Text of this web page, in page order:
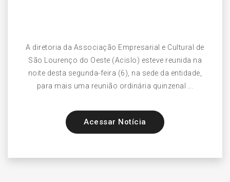
A diretoria da Associação Empresarial e Cultural de
São Lourenço do Oeste (Acislo) esteve reunida na
noite desta segunda-feira (6), na sede da entidade,
para mais uma reunião ordinária quinzenal ...
Acessar Notícia